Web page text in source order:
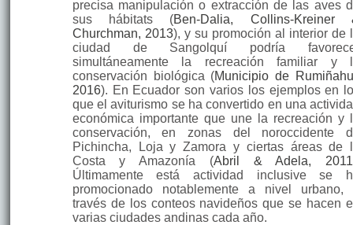
precisa manipulación o extracción de las aves
sus hábitats (Ben-Dalia, Collins-Kreiner
Churchman, 2013), y su promoción al interior de
ciudad de Sangolquí podría
simultáneamente la recreación familiar y
conservación biológica (Municipio de
2016). En Ecuador son varios los ejemplos en
que el aviturismo se ha convertido en una
económica importante que une la recreación y
conservación, en zonas del noroccidente
Pichincha, Loja y Zamora y ciertas áreas de
Costa y Amazonía (Abril & Adela, 2011
Últimamente está actividad inclusive se
promocionado notablemente a nivel urbano,
través de los conteos navideños que se hacen
varias ciudades andinas cada año.